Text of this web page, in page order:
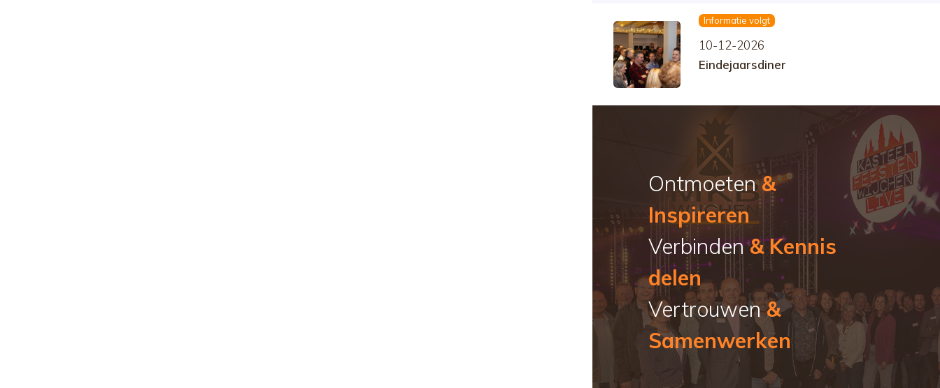
Informatie volgt
10-12-2026
Eindejaarsdiner
Ontmoeten&
Inspireren
Verbinden& Kennis
delen
Vertrouwen&
Samenwerken